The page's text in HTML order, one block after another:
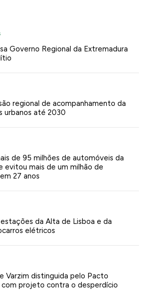
Governo Regional da Extremadura
regional de acompanhamento da
urbanos até 2030
de 95 milhões de automóveis da
evitou mais de um milhão de
27 anos
da Alta de Lisboa e da
elétricos
Varzim distinguida pelo Pacto
com projeto contra o desperdício